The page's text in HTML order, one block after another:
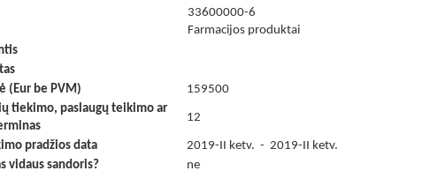
33600000-6
Farmacijos produktai
(Eur be PVM)
159500
tiekimo, paslaugų teikimo ar
12
pradžios data
2019-II ketv. - 2019-II ketv.
vidaus sandoris?
ne